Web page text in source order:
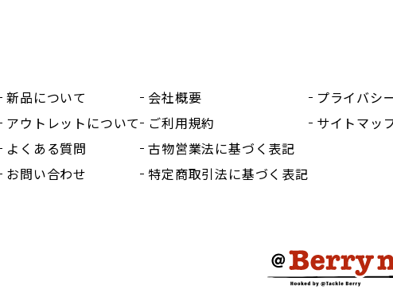
新品について
アウトレットについて
よくある質問
お問い合わせ
会社概要
ご利用規約
古物営業法に基づく表記
特定商取引法に基づく表記
プライバシ
サイトマッ